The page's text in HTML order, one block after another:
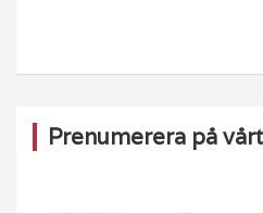
k
Prenumerera på